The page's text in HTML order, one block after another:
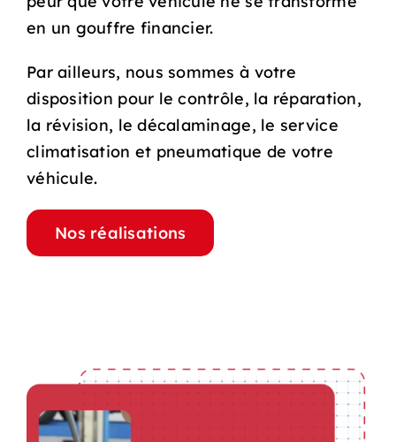
en un gouffre financier.
Par ailleurs, nous sommes à votre
disposition pour le contrôle, la réparation,
la révision, le décalaminage, le service
climatisation et pneumatique de votre
véhicule.
Nos réalisations